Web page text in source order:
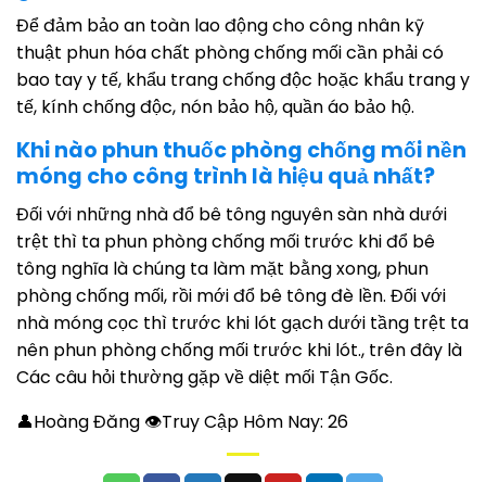
Để đảm bảo an toàn lao động cho công nhân kỹ
thuật phun hóa chất phòng chống mối cần phải có
bao tay y tế, khẩu trang chống độc hoặc khẩu trang y
tế, kính chống độc, nón bảo hộ, quần áo bảo hộ.
Khi nào phun thuốc phòng chống mối nền
móng cho công trình là hiệu quả nhất?
Đối với những nhà đổ bê tông nguyên sàn nhà dưới
trệt thì ta phun phòng chống mối trước khi đổ bê
tông nghĩa là chúng ta làm mặt bằng xong, phun
phòng chống mối, rồi mới đổ bê tông đè lền. Đối với
nhà móng cọc thì trước khi lót gạch dưới tầng trệt ta
nên phun phòng chống mối trước khi lót., trên đây là
Các câu hỏi thường gặp về diệt mối Tận Gốc.
👤Hoàng Đăng 👁Truy Cập Hôm Nay: 26